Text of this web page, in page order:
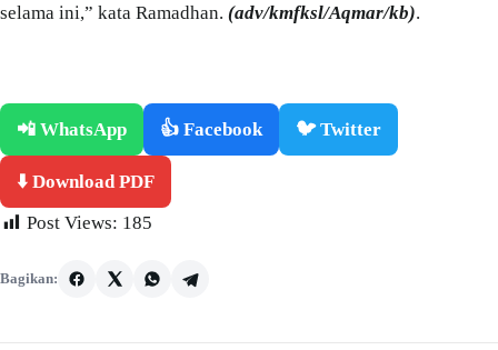
selama ini,” kata Ramadhan. (adv/kmfksl/Aqmar/kb).
📲 WhatsApp 👍 Facebook 🐦 Twitter
⬇️ Download PDF
Post Views: 185
Bagikan: